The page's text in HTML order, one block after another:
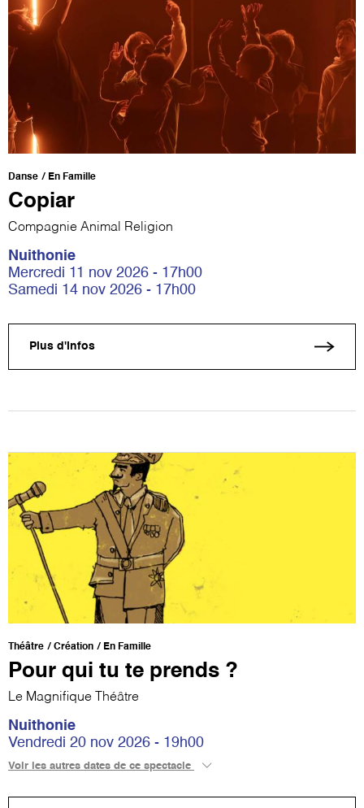
Danse En Famille
Copiar
Compagnie Animal Religion
Nuithonie
Mercredi 11 nov 2026 - 17h00
Samedi 14 nov 2026 - 17h00
Plus d'infos
Théâtre Création En Famille
Pour qui tu te prends ?
Le Magnifique Théâtre
Nuithonie
Vendredi 20 nov 2026 - 19h00
Voir les autres dates de ce spectacle